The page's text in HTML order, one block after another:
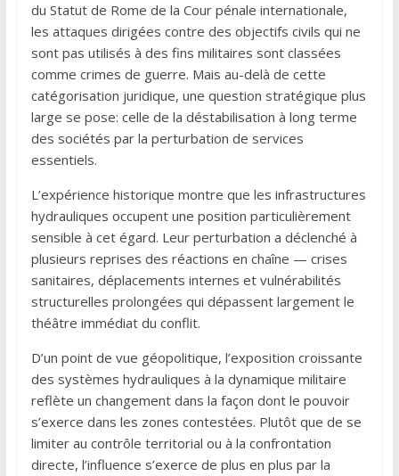
du Statut de Rome de la Cour pénale internationale,
les attaques dirigées contre des objectifs civils qui ne
sont pas utilisés à des fins militaires sont classées
comme crimes de guerre. Mais au-delà de cette
catégorisation juridique, une question stratégique plus
large se pose: celle de la déstabilisation à long terme
des sociétés par la perturbation de services
essentiels.
L’expérience historique montre que les infrastructures
hydrauliques occupent une position particulièrement
sensible à cet égard. Leur perturbation a déclenché à
plusieurs reprises des réactions en chaîne — crises
sanitaires, déplacements internes et vulnérabilités
structurelles prolongées qui dépassent largement le
théâtre immédiat du conflit.
D’un point de vue géopolitique, l’exposition croissante
des systèmes hydrauliques à la dynamique militaire
reflète un changement dans la façon dont le pouvoir
s’exerce dans les zones contestées. Plutôt que de se
limiter au contrôle territorial ou à la confrontation
directe, l’influence s’exerce de plus en plus par la